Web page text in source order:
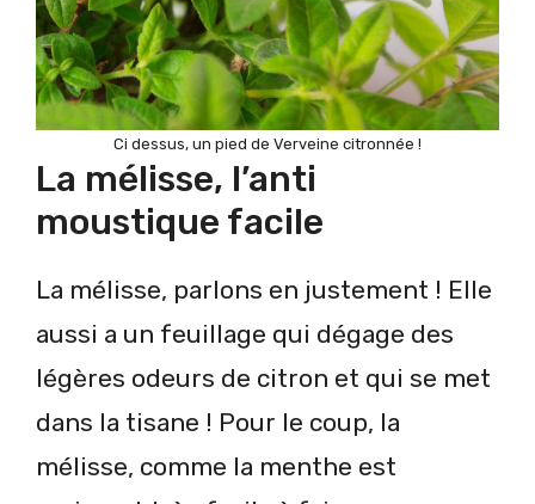
Ci dessus, un pied de Verveine citronnée !
La mélisse, l’anti
moustique facile
La mélisse, parlons en justement ! Elle
aussi a un feuillage qui dégage des
légères odeurs de citron et qui se met
dans la tisane ! Pour le coup, la
mélisse, comme la menthe est